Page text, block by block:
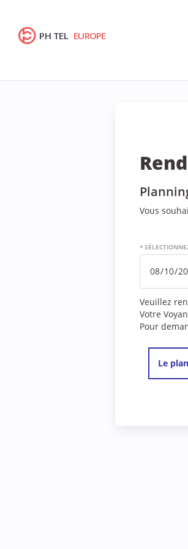
PH TEL EUROPE
Vous
*
Veuillez
Votre
Pour
Le